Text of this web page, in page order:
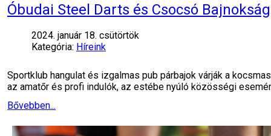
Óbudai Steel Darts és Csocsó Bajnokság
2024. január 18. csütörtök
Kategória: Híreink
Sportklub hangulat és izgalmas pub párbajok várják a
az amatőr és profi indulók, az estébe nyúló közösségi
Bővebben...